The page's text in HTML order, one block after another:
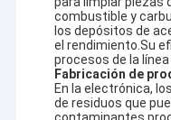
combustible y
los depósitos de
el rendimiento.Su
procesos de la
Fabricación de
En la electrónica,
de residuos que